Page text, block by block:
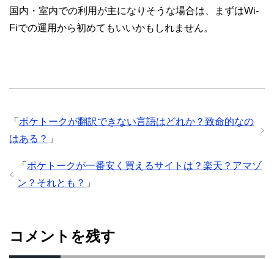
国内・室内での利用が主になりそうな場合は、まずはWi-
Fiでの運用から初めてもいいかもしれません。
「 ポケトークが翻訳できない言語はどれか？致命的なの
はある？ 」
「 ポケトークが一番安く買えるサイトは？楽天？アマゾ
ン？それとも？ 」
コメントを残す